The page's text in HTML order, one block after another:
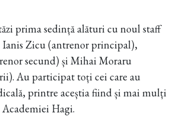
prima sedință alături cu noul staff
Zicu (antrenor principal),
secund) și Mihai Moraru
Au participat toți cei care au
printre aceștia fiind și mai mulți
Hagi.